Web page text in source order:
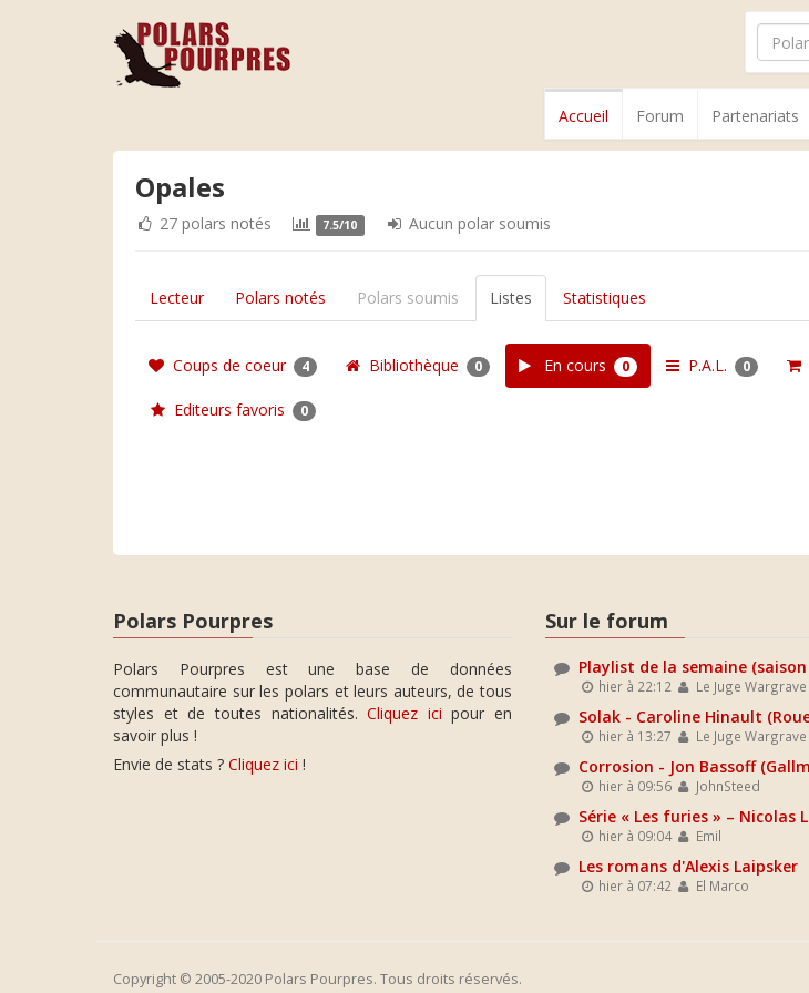
Accueil Forum Partenariats
Opales
27 polars notés 7.5/10 Aucun polar soumis
Lecteur Polars notés Polars soumis Listes Statistiques
Coups de coeur 4 Bibliothèque 0 En cours 0 P.A.L. 0
Editeurs favoris 0
Polars Pourpres
Polars Pourpres est une base de données
communautaire sur les polars et leurs auteurs, de tous
styles et de toutes nationalités.Cliquez ici pour en
savoir plus !
Envie de stats ? Cliquez ici !
Sur le forum
Playlist de la semaine (saison
hier à 22:12 Le Juge Wargrave
Solak - Caroline Hinault
hier à 13:27 Le Juge Wargrave
Corrosion - Jon Bassoff
hier à 09:56 JohnSteed
Série « Les furies » – Nicolas
hier à 09:04 Emil
Les romans d'Alexis Laipsker
hier à 07:42 El Marco
Copyright © 2005-2020 Polars Pourpres. Tous droits réservés.